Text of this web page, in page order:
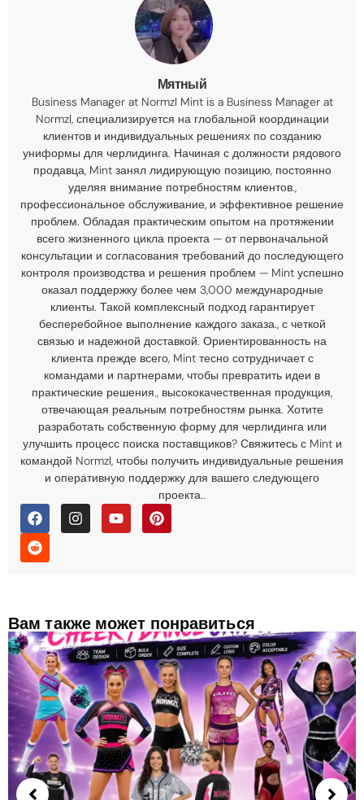
Мятный
Business Manager at Normzl Mint is a Business Manager at
Normzl, специализируется на глобальной координации
клиентов и индивидуальных решениях по созданию
униформы для черлидинга. Начиная с должности рядового
продавца, Mint занял лидирующую позицию, постоянно
уделяя внимание потребностям клиентов.,
профессиональное обслуживание, и эффективное решение
проблем. Обладая практическим опытом на протяжении
всего жизненного цикла проекта — от первоначальной
консультации и согласования требований до последующего
контроля производства и решения проблем — Mint успешно
оказал поддержку более чем 3,000 международные
клиенты. Такой комплексный подход гарантирует
бесперебойное выполнение каждого заказа., с четкой
связью и надежной доставкой. Ориентированность на
клиента прежде всего, Mint тесно сотрудничает с
командами и партнерами, чтобы превратить идеи в
практические решения., высококачественная продукция,
отвечающая реальным потребностям рынка. Хотите
разработать собственную форму для черлидинга или
улучшить процесс поиска поставщиков? Свяжитесь с Mint и
командой Normzl, чтобы получить индивидуальные решения
и оперативную поддержку для вашего следующего
проекта..
Вам также может понравиться